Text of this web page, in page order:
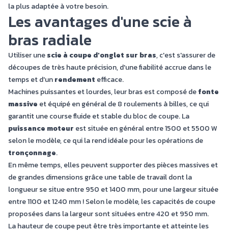
la plus adaptée à votre besoin.
Les avantages d'une scie à
bras radiale
Utiliser unescie à coupe d'onglet sur bras, c'est s'assurer de
découpes de très haute précision, d'une fiabilité accrue dans le
temps et d'unrendement efficace.
Machines puissantes et lourdes, leur bras est composé defonte
massive et équipé en général de 8 roulements à billes, ce qui
garantit une course fluide et stable du bloc de coupe. La
puissance moteur est située en général entre 1500 et 5500 W
selon le modèle, ce qui la rend idéale pour les opérations de
tronçonnage.
En même temps, elles peuvent supporter des pièces massives et
de grandes dimensions grâce une table de travail dont la
longueur se situe entre 950 et 1400 mm, pour une largeur située
entre 1100 et 1240 mm ! Selon le modèle, les capacités de coupe
proposées dans la largeur sont situées entre 420 et 950 mm.
La hauteur de coupe peut être très importante et atteinte les